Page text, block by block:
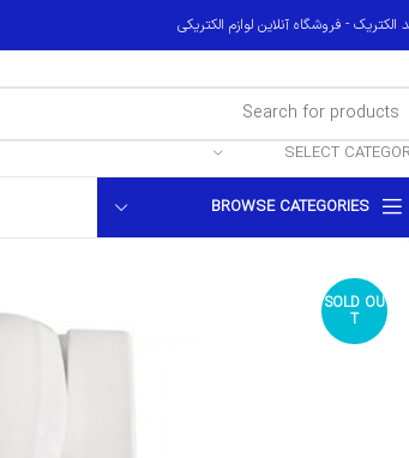
الکتریک - فروشگاه آنلاین لوازم الکتریکی
SELECT
BROWSE CATEGORIES
SOLD OU
T